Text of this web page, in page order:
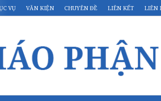
VỤ VĂN KIỆN CHUYÊN ĐỀ LIÊN KẾT LIÊN